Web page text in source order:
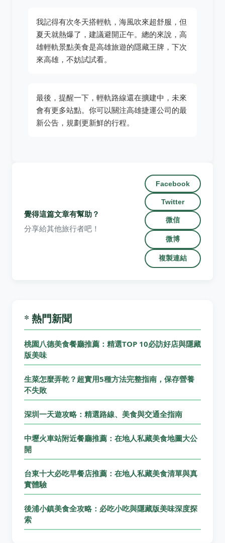
我記得有次冬天搭輕軌，海風吹來超舒服，但
夏天就熱爆了，建議避開正午。總的來說，高
雄輕軌景點美食是高雄旅遊的隱藏王牌，下次
來高雄，不妨試試看。
最後，提醒一下，輕軌路線還在擴建中，未來
會有更多站點。你可以關注高雄捷運公司的最
新公告，規劃更新鮮的行程。
覺得這篇文章有幫助？
分享給其他旅行者吧！
Facebook
Twitter
微信
微博
複製連結
* 熱門新聞
桃園八德美食餐廳推薦：精選TOP 10必訪好店與隱藏
版美味
生菜怎麼弄乾？超實用5種方法完整指南，保存營養
不失敗
深圳一天遊攻略：精選路線、美食與交通全指南
中壢火車站附近餐廳推薦：在地人私藏美食地圖大公
開
台東十大必吃早餐店推薦：在地人私藏美食清單與真
實體驗
後浦小鎮美食全攻略：必吃小吃與隱藏版美味深度探
索